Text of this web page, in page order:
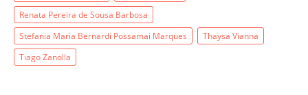
Renata Pereira de Sousa Barbosa
Stefania Maria Bernardi Possamai Marques
Thaysa Vianna
Tiago Zanolla